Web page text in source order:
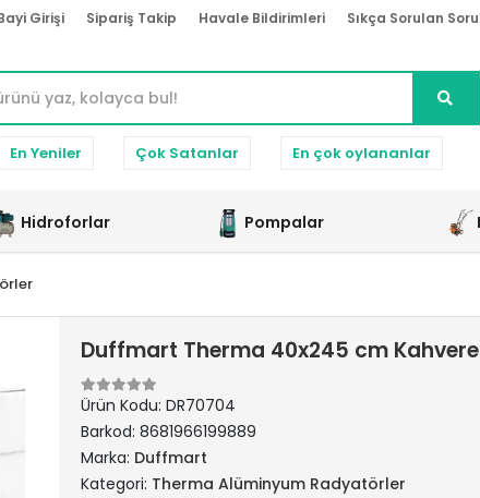
Girişi Sipariş Takip Havale Bildirimleri Sıkça Sorulan
En Yeniler Çok Satanlar En çok oylananlar
Hidroforlar Pompalar
Duffmart Therma 40x245 cm
Ürün Kodu: DR70704
Barkod: 8681966199889
Marka: Duffmart
Kategori: Therma Alüminyum Radyatörler